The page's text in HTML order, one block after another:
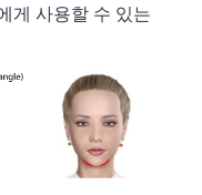
게 사용할 수 있는